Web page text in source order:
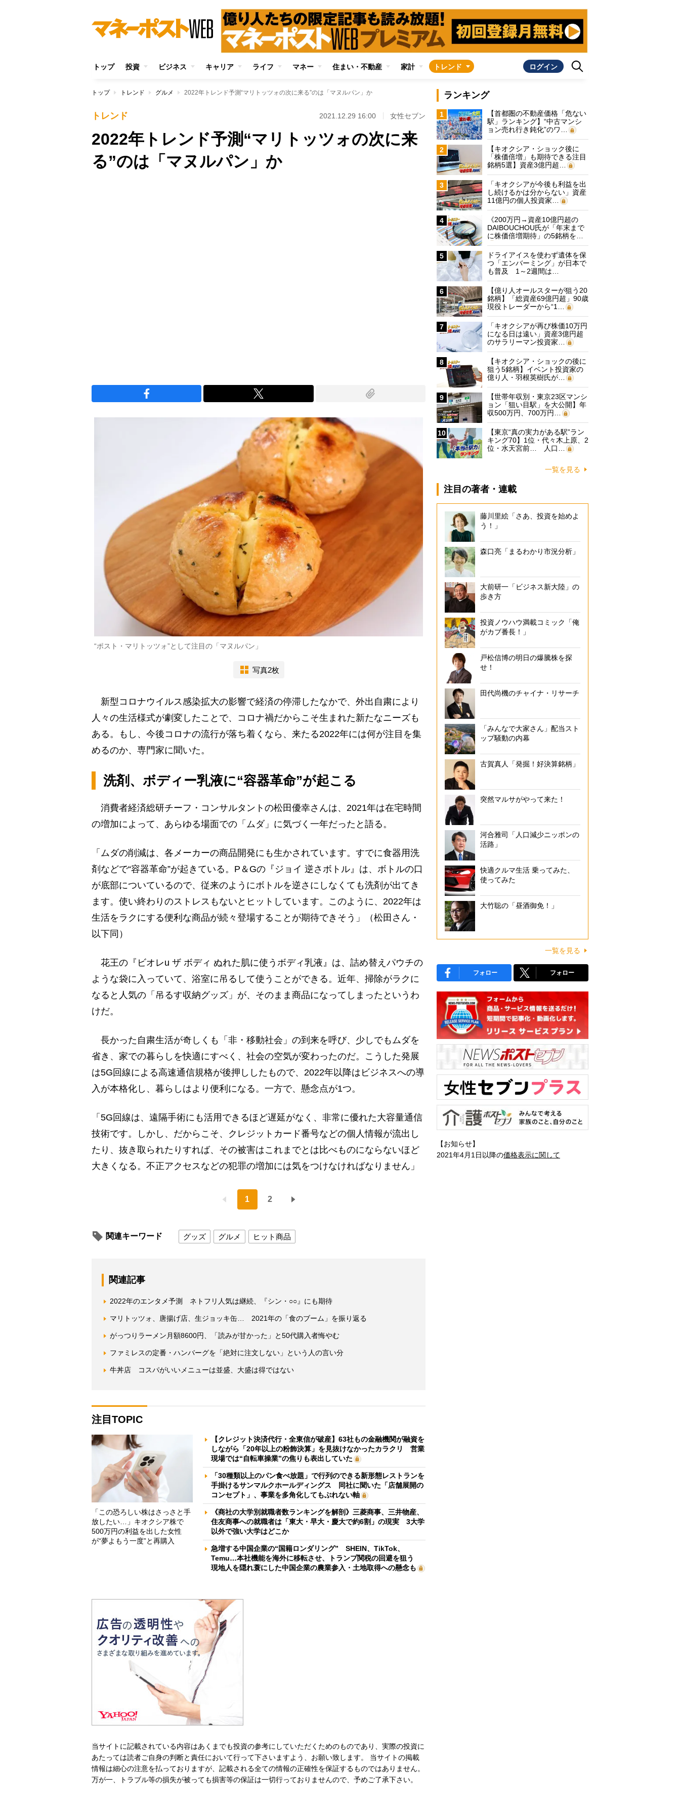
トップ 投資 ビジネス キャリア ライフ マネー 住まい・不動産 家計 トレンド ログイン
トップ トレンド グルメ 2022年トレンド予測“マリトッツォの次に来る”のは「マヌルパン」か
トレンド 2021.12.29 16:00 女性セブン
2022年トレンド予測“マリトッツォの次に来
る”のは「マヌルパン」か
“ポスト・マリトッツォ”として注目の「マヌルパン」
写真2枚
新型コロナウイルス感染拡大の影響で経済の停滞したなかで、外出自粛により
人々の生活様式が劇変したことで、コロナ禍だからこそ生まれた新たなニーズも
ある。もし、今後コロナの流行が落ち着くなら、来たる2022年には何が注目を集
めるのか、専門家に聞いた。
洗剤、ボディー乳液に“容器革命”が起こる
消費者経済総研チーフ・コンサルタントの松田優幸さんは、2021年は在宅時間
の増加によって、あらゆる場面での「ムダ」に気づく一年だったと語る。
「ムダの削減は、各メーカーの商品開発にも生かされています。すでに食器用洗
剤などで“容器革命”が起きている。P＆Gの『ジョイ 逆さボトル』は、ボトルの口
が底部についているので、従来のようにボトルを逆さにしなくても洗剤が出てき
ます。使い終わりのストレスもないとヒットしています。このように、2022年は
生活をラクにする便利な商品が続々登場することが期待できそう」（松田さん・
以下同）
花王の『ビオレu ザ ボディ ぬれた肌に使うボディ乳液』は、詰め替えパウチの
ような袋に入っていて、浴室に吊るして使うことができる。近年、掃除がラクに
なると人気の「吊るす収納グッズ」が、そのまま商品になってしまったというわ
けだ。
長かった自粛生活が奇しくも「非・移動社会」の到来を呼び、少しでもムダを
省き、家での暮らしを快適にすべく、社会の空気が変わったのだ。こうした発展
は5G回線による高速通信規格が後押ししたもので、2022年以降はビジネスへの導
入が本格化し、暮らしはより便利になる。一方で、懸念点が1つ。
「5G回線は、遠隔手術にも活用できるほど遅延がなく、非常に優れた大容量通信
技術です。しかし、だからこそ、クレジットカード番号などの個人情報が流出し
たり、抜き取られたりすれば、その被害はこれまでとは比べものにならないほど
大きくなる。不正アクセスなどの犯罪の増加には気をつけなければなりません」
1 2
関連キーワード グッズ グルメ ヒット商品
関連記事
2022年のエンタメ予測 ネトフリ人気は継続、『シン・○○』にも期待
マリトッツォ、唐揚げ店、生ジョッキ缶… 2021年の「食のブーム」を振り返る
がっつりラーメン月額8600円、「読みが甘かった」と50代購入者悔やむ
ファミレスの定番・ハンバーグを「絶対に注文しない」という人の言い分
牛丼店 コスパがいいメニューは並盛、大盛は得ではない
注目TOPIC
「この恐ろしい株はさっさと手
放したい…」キオクシア株で
500万円の利益を出した女性
が“夢よもう一度”と再購入
【クレジット決済代行・全東信が破産】63社もの金融機関が融資を
しながら「20年以上の粉飾決算」を見抜けなかったカラクリ 営業
現場では“自転車操業”の焦りも表出していた
「30種類以上のパン食べ放題」で行列のできる新形態レストランを
手掛けるサンマルクホールディングス 同社に聞いた「店舗展開の
コンセプト」、事業を多角化してもぶれない軸
《商社の大学別就職者数ランキングを解剖》三菱商事、三井物産、
住友商事への就職者は「東大・早大・慶大で約6割」の現実 3大学
以外で強い大学はどこか
急増する中国企業の“国籍ロンダリング” SHEIN、TikTok、
Temu…本社機能を海外に移転させ、トランプ関税の回避を狙う
現地人を隠れ蓑にした中国企業の農業参入・土地取得への懸念も
当サイトに記載されている内容はあくまでも投資の参考にしていただくためのものであり、実際の投資に
あたっては読者ご自身の判断と責任において行って下さいますよう、お願い致します。 当サイトの掲載
情報は細心の注意を払っておりますが、記載される全ての情報の正確性を保証するものではありません。
万が一、トラブル等の損失が被っても損害等の保証は一切行っておりませんので、予めご了承下さい。
ランキング
1
【首都圏の不動産価格「危ない
駅」ランキング】“中古マンシ
ョン売れ行き鈍化”のワ…
2
【キオクシア・ショック後に
「株価倍増」も期待できる注目
銘柄5選】資産3億円超…
3
「キオクシアが今後も利益を出
し続けるかは分からない」資産
11億円の個人投資家…
4
《200万円→資産10億円超の
DAIBOUCHOU氏が「年末まで
に株価倍増期待」の5銘柄を…
5
ドライアイスを使わず遺体を保
つ「エンバーミング」が日本で
も普及 1～2週間は…
6
【億り人オールスターが狙う20
銘柄】「総資産69億円超」90歳
現役トレーダーから“1…
7
「キオクシアが再び株価10万円
になる日は遠い」資産3億円超
のサラリーマン投資家…
8
【キオクシア・ショックの後に
狙う5銘柄】イベント投資家の
億り人・羽根英樹氏が…
9
【世帯年収別・東京23区マンシ
ョン「狙い目駅」を大公開】年
収500万円、700万円…
10
【東京“真の実力がある駅”ラン
キング70】1位・代々木上原、2
位・水天宮前… 人口…
一覧を見る
注目の著者・連載
藤川里絵「さあ、投資を始めよ
う！」
森口亮「まるわかり市況分析」
大前研一「ビジネス新大陸」の
歩き方
投資ノウハウ満載コミック「俺
がカブ番長！」
戸松信博の明日の爆騰株を探
せ！
田代尚機のチャイナ・リサーチ
「みんなで大家さん」配当スト
ップ騒動の内幕
古賀真人「発掘！好決算銘柄」
突然マルサがやって来た！
河合雅司「人口減少ニッポンの
活路」
快適クルマ生活 乗ってみた、
使ってみた
大竹聡の「昼酒御免！」
一覧を見る
フォロー フォロー
【お知らせ】
2021年4月1日以降の価格表示に関して